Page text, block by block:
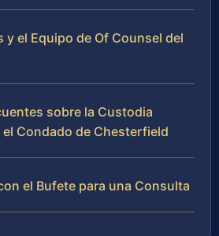
y el Equipo de Of Counsel del
sobre la Custodia
Condado de Chesterfield
el Bufete para una Consulta